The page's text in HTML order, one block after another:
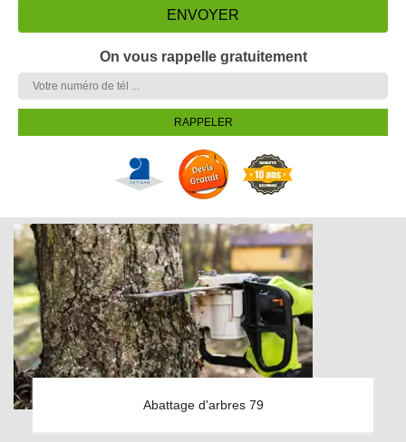
On vous rappelle gratuitement
Abattage d'arbres 79